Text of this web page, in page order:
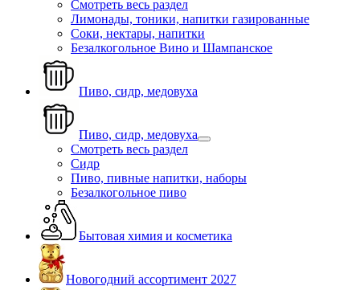
Смотреть весь раздел
Лимонады, тоники, напитки газированные
Соки, нектары, напитки
Безалкогольное Вино и Шампанское
Пиво, сидр, медовуха
Пиво, сидр, медовуха
Смотреть весь раздел
Сидр
Пиво, пивные напитки, наборы
Безалкогольное пиво
Бытовая химия и косметика
Новогодний ассортимент 2027